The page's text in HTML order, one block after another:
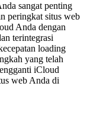
sangat penting
peringkat situs web
Anda dengan
terintegrasi
loading
yang telah
iCloud
web Anda di